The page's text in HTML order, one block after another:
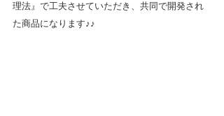
理法』で工夫させていただき、共同で開発され
た商品になります♪♪